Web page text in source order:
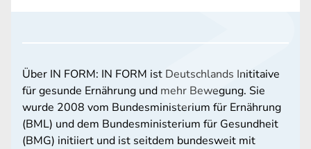
Über IN FORM: IN FORM ist Deutschlands Inititaive
für gesunde Ernährung und mehr Bewegung. Sie
wurde 2008 vom Bundesministerium für Ernährung
(BML) und dem Bundesministerium für Gesundheit
(BMG) initiiert und ist seitdem bundesweit mit